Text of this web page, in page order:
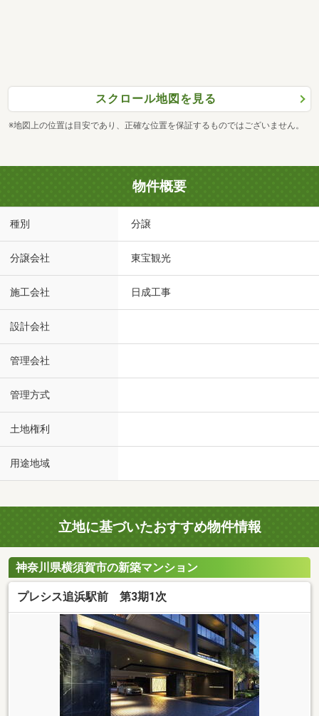
スクロール地図を見る
※地図上の位置は目安であり、正確な位置を保証するものではございません。
物件概要
種別 分譲
分譲会社 東宝観光
施工会社 日成工事
設計会社
管理会社
管理方式
土地権利
用途地域
立地に基づいたおすすめ物件情報
神奈川県横須賀市の新築マンション
プレシス追浜駅前 第3期1次